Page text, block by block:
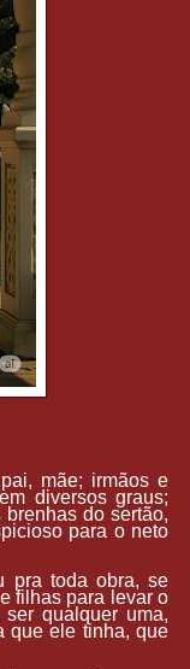
mãe; irmãos e
diversos graus;
do sertão,
para o neto
pra toda obra, se
filhas para levar o
qualquer uma,
que ele tinha, que